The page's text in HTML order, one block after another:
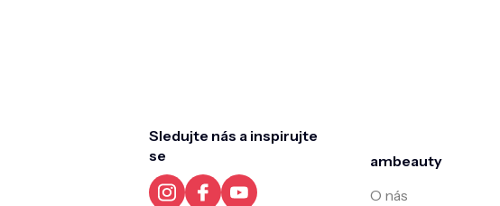
Sledujte nás a inspirujte
se
ambeauty
O nás